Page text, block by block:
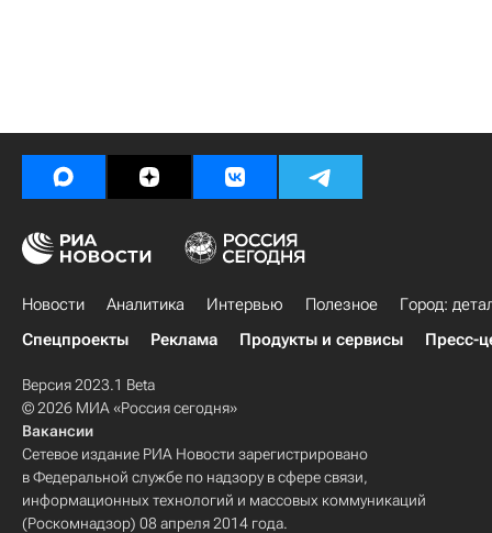
Новости Аналитика Интервью Полезное
Город:
Спецпроекты
Реклама Продукты и сервисы Пресс-
Версия 2023.1 Beta
© 2026 МИА «Россия сегодня»
Вакансии
Сетевое издание РИА Новости зарегистрировано
в Федеральной службе по надзору в сфере связи,
информационных технологий и массовых коммуникаций
(Роскомнадзор) 08 апреля 2014 года.